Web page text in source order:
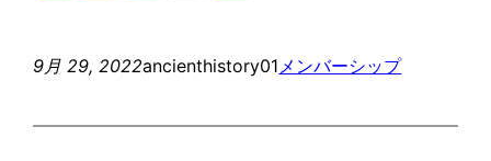
9月 29, 2022ancienthistory01メンバーシップ